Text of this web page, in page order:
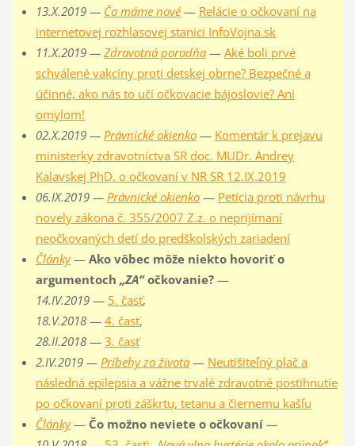
13.X.2019 — Čo máme nové— Relácie o očkovaní na
internetovej rozhlasovej stanici InfoVojna.sk
11.X.2019 — Zdravotná poradňa— Aké boli prvé
schválené vakcíny proti detskej obrne? Bezpečné a
účinné, ako nás to učí očkovacie bájoslovie? Ani
omylom!
02.X.2019 — Právnické okienko— Komentár k prejavu
ministerky zdravotníctva SR doc. MUDr. Andrey
Kalavskej PhD. o očkovaní v NR SR 12.IX.2019
06.IX.2019 — Právnické okienko— Petícia proti návrhu
novely zákona č. 355/2007 Z.z. o neprijímaní
neočkovaných detí do predškolských zariadení
Články— Ako vôbec môže niekto hovoriť o
argumentoch „ZA“očkovanie?—
14.IV.2019— 5. časť,
18.V.2018— 4. časť,
28.II.2018— 3. časť
2.IV.2019 — Príbehy zo života— Neutíšiteľný plač a
následná epilepsia a vážne trvalé zdravotné postihnutie
po očkovaní proti záškrtu, tetanu a čiernemu kašľu
Články— Čo možno neviete o očkovaní—